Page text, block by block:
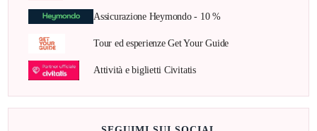
Assicurazione Heymondo - 10 %
Tour ed esperienze Get Your Guide
Attività e biglietti Civitatis